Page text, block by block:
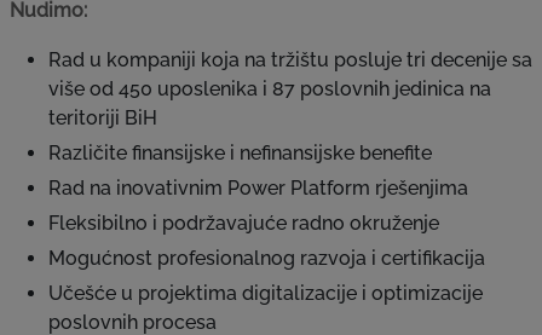
Nudimo:
Rad u kompaniji koja na tržištu posluje tri decenije sa
više od 450 uposlenika i 87 poslovnih jedinica na
teritoriji BiH
Različite finansijske i nefinansijske benefite
Rad na inovativnim Power Platform rješenjima
Fleksibilno i podržavajuće radno okruženje
Mogućnost profesionalnog razvoja i certifikacija
Učešće u projektima digitalizacije i optimizacije
poslovnih procesa